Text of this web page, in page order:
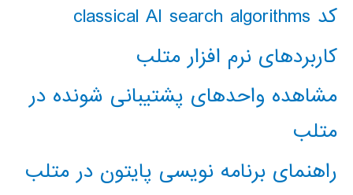
کد classical AI search algorithms
کاربردهای نرم افزار متلب
مشاهده واحدهای پشتیبانی شونده در
متلب
راهنمای برنامه نویسی پایتون در متلب